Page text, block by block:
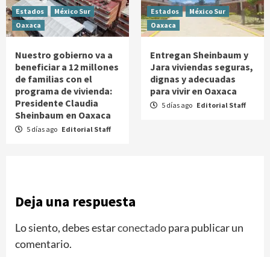
Estados
México Sur
Oaxaca
Nuestro gobierno va a
beneficiar a 12 millones
de familias con el
programa de vivienda:
Presidente Claudia
Sheinbaum en Oaxaca
5 días ago Editorial Staff
Estados
México Sur
Oaxaca
Entregan Sheinbaum y
Jara viviendas seguras,
dignas y adecuadas
para vivir en Oaxaca
5 días ago Editorial Staff
Deja una respuesta
Lo siento, debes estarconectadopara publicar un
comentario.